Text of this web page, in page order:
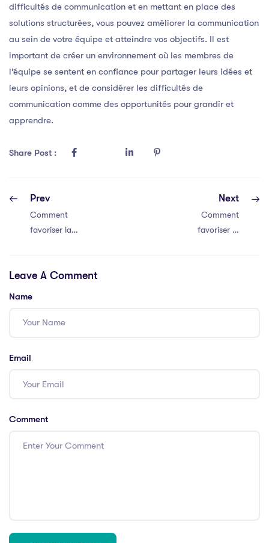
difficultés de communication et en mettant en place des
solutions structurées, vous pouvez améliorer la communication
au sein de votre équipe et atteindre vos objectifs. Il est
important de créer un environnement où les membres de
l’équipe se sentent en confiance pour partager leurs idées et
leurs opinions, et de considérer les difficultés de
communication comme des opportunités pour grandir et
apprendre.
Share Post :
Prev
Comment
favoriser la
de votre équipe
Next
Comment
favoriser la
Leave A Comment
Name
Email
Comment